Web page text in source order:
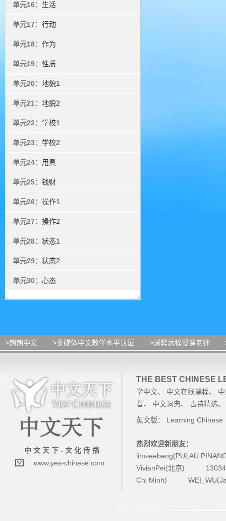
单元16： 生活
单元17： 行动
单元18： 作为
单元19： 性质
单元20： 地貌1
单元21： 地貌2
单元22： 学校1
单元23： 学校2
单元24： 用具
单元25： 钱财
单元26： 操作1
单元27： 操作2
单元28： 状态1
单元29： 状态2
单元30： 心态
>朗朗中文 >多媒体中文教学水平认证 >诚聘远程授课老师
中 文 天 下 - 文 化 传 播
www.yes-chinese.com
THE BEST CHINESE
学中文、 中文在线课程、
音、 中文词典、 古诗精选
英文版： Learning Chinese
热烈欢迎新朋友：
limseebeng(PULAU
VivianPei(北京)
Chi Minh)